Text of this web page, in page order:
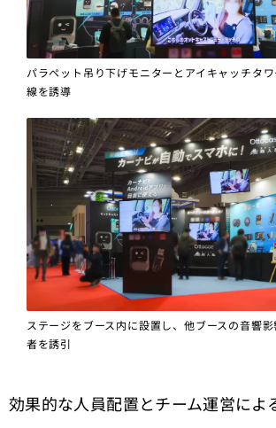
パラペット吊り下げモニターとアイキャッチタ
線を誘導
ステージをブース内に設置し、他ブースの音響
者を誘引
効果的な人員配置とチーム運営によ